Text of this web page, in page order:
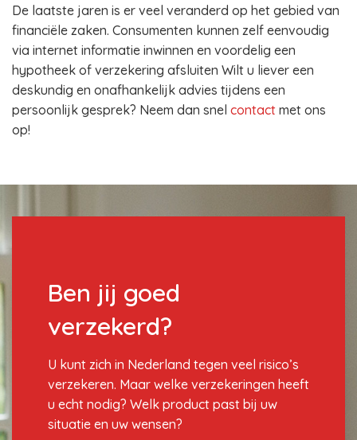
De laatste jaren is er veel veranderd op het gebied van
financiële zaken. Consumenten kunnen zelf eenvoudig
via internet informatie inwinnen en voordelig een
hypotheek of verzekering afsluiten Wilt u liever een
deskundig en onafhankelijk advies tijdens een
persoonlijk gesprek? Neem dan snel contact met ons
op!
Ben jij goed
verzekerd?
U kunt zich in Nederland tegen veel risico’s
verzekeren. Maar welke verzekeringen heeft
u echt nodig? Welk product past bij uw
situatie en uw wensen?